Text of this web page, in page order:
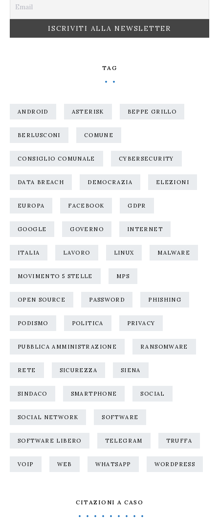
TAG
ANDROID ASTERISK BEPPE GRILLO
BERLUSCONI COMUNE
CONSIGLIO COMUNALE CYBERSECURITY
DATA BREACH DEMOCRAZIA ELEZIONI
EUROPA FACEBOOK GDPR
GOOGLE GOVERNO INTERNET
ITALIA LAVORO LINUX MALWARE
MOVIMENTO 5 STELLE MPS
OPEN SOURCE PASSWORD PHISHING
PODISMO POLITICA PRIVACY
PUBBLICA AMMINISTRAZIONE RANSOMWARE
RETE SICUREZZA SIENA
SINDACO SMARTPHONE SOCIAL
SOCIAL NETWORK SOFTWARE
SOFTWARE LIBERO TELEGRAM TRUFFA
VOIP WEB WHATSAPP WORDPRESS
CITAZIONI A CASO